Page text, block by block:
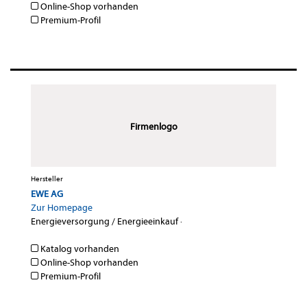
Online-Shop vorhanden
Premium-Profil
Firmenlogo
Hersteller
EWE AG
Zur Homepage
Energieversorgung / Energieeinkauf·
Katalog vorhanden
Online-Shop vorhanden
Premium-Profil